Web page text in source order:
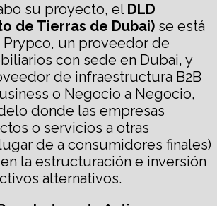
su proyecto, el DLD
de Tierras de Dubai) se está
Prypco, un proveedor de
con sede en Dubai, y
de infraestructura B2B
o Negocio a Negocio,
donde las empresas
o servicios a otras
de a consumidores finales)
la estructuración e inversión
alternativos.